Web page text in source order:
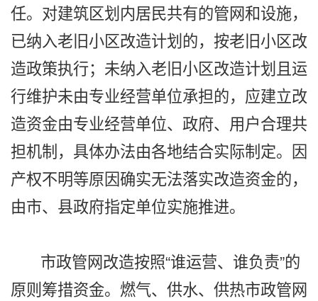
任。对建筑区划内居民共有的管网和设施，
已纳入老旧小区改造计划的，按老旧小区改
造政策执行；未纳入老旧小区改造计划且运
行维护未由专业经营单位承担的，应建立改
造资金由专业经营单位、政府、用户合理共
担机制，具体办法由各地结合实际制定。因
产权不明等原因确实无法落实改造资金的，
由市、县政府指定单位实施推进。
市政管网改造按照“谁运营、谁负责”的
原则筹措资金。燃气、供水、供热市政管网